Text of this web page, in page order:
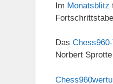
Im Monatsblitz
Das
Norbert